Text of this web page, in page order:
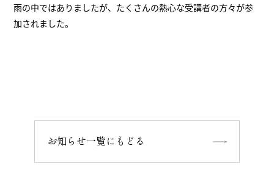
雨の中ではありましたが、たくさんの熱心な受講者の方々が参
加されました。
お知らせ一覧にもどる